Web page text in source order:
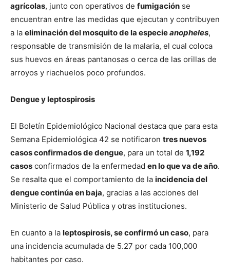
agrícolas, junto con operativos de fumigación se
encuentran entre las medidas que ejecutan y contribuyen
a la eliminación del mosquito de la especieanopheles,
responsable de transmisión de la malaria, el cual coloca
sus huevos en áreas pantanosas o cerca de las orillas de
arroyos y riachuelos poco profundos.
Dengue y leptospirosis
El Boletín Epidemiológico Nacional destaca que para esta
Semana Epidemiológica 42 se notificaron tres nuevos
casos confirmados de dengue, para un total de 1,192
casos confirmados de la enfermedad en lo que va de año.
Se resalta que el comportamiento de la incidencia del
dengue continúa en baja, gracias a las acciones del
Ministerio de Salud Pública y otras instituciones.
En cuanto a la leptospirosis, se confirmó un caso, para
una incidencia acumulada de 5.27 por cada 100,000
habitantes por caso.